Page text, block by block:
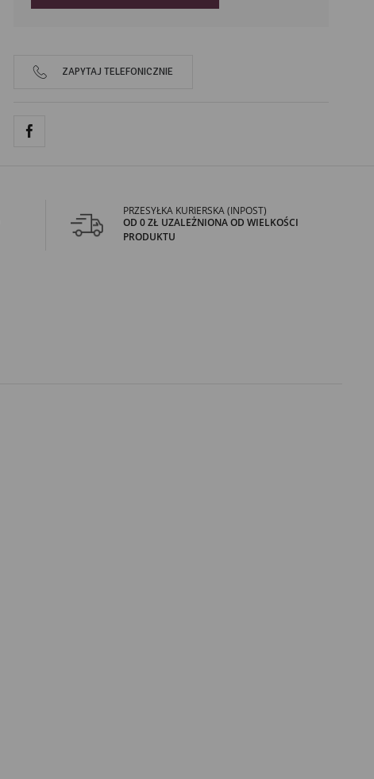
ZAPYTAJ TELEFONICZNIE
PRZESYŁKA KURIERSKA (INPOST)
OD 0 ZŁ UZALEŻNIONA OD WIELKOŚCI
PRODUKTU